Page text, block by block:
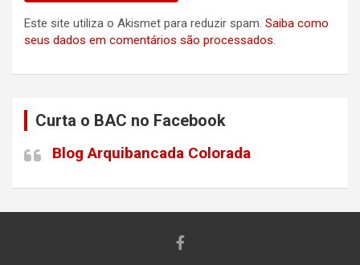
Este site utiliza o Akismet para reduzir spam. Saiba como
seus dados em comentários são processados.
Curta o BAC no Facebook
Blog Arquibancada Colorada